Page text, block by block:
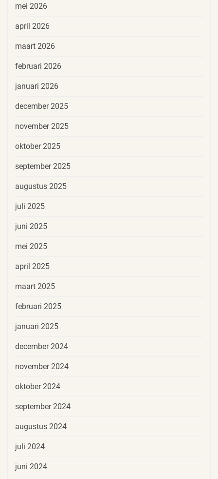
mei 2026
april 2026
maart 2026
februari 2026
januari 2026
december 2025
november 2025
oktober 2025
september 2025
augustus 2025
juli 2025
juni 2025
mei 2025
april 2025
maart 2025
februari 2025
januari 2025
december 2024
november 2024
oktober 2024
september 2024
augustus 2024
juli 2024
juni 2024